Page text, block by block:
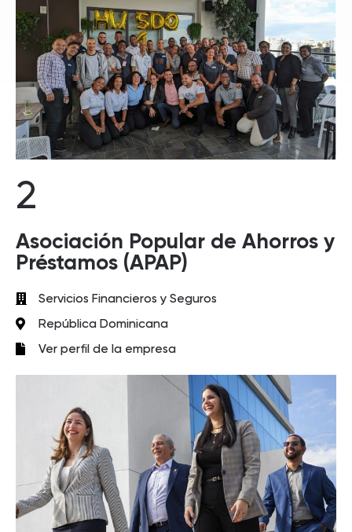
2
Asociación Popular de Ahorros y
Préstamos (APAP)
Servicios Financieros y Seguros
República Dominicana
Ver perfil de la empresa